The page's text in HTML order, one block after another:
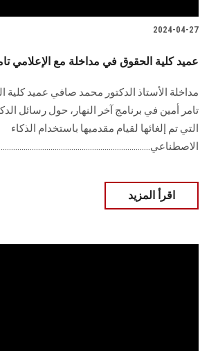
2024-04-27
عميد كلية الحقوق في مداخلة مع الإعلامي
مداخلة الأستاذ الدكتور محمد صافي عميد كلية
تامر أمين في برنامج آخر النهار، حول رسائل
التي تم إلغائها لقيام مقدميها باستخدام الذكاء
اقرأ المزيد